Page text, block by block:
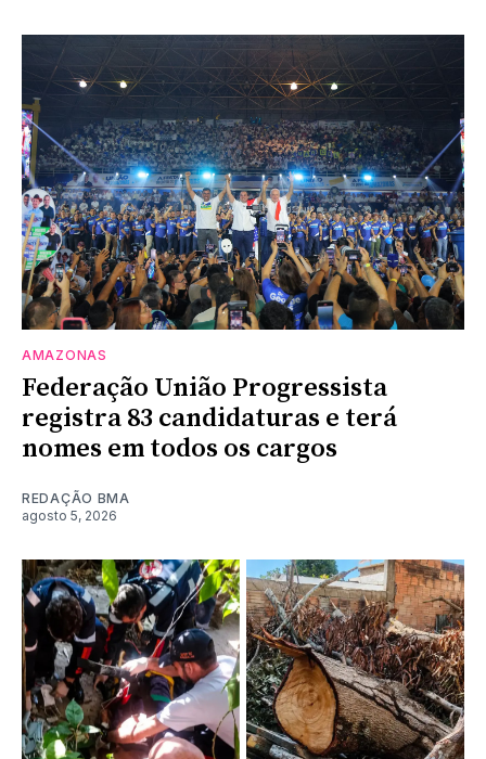
AMAZONAS
Federação União Progressista
registra 83 candidaturas e terá
nomes em todos os cargos
REDAÇÃO BMA
agosto 5, 2026